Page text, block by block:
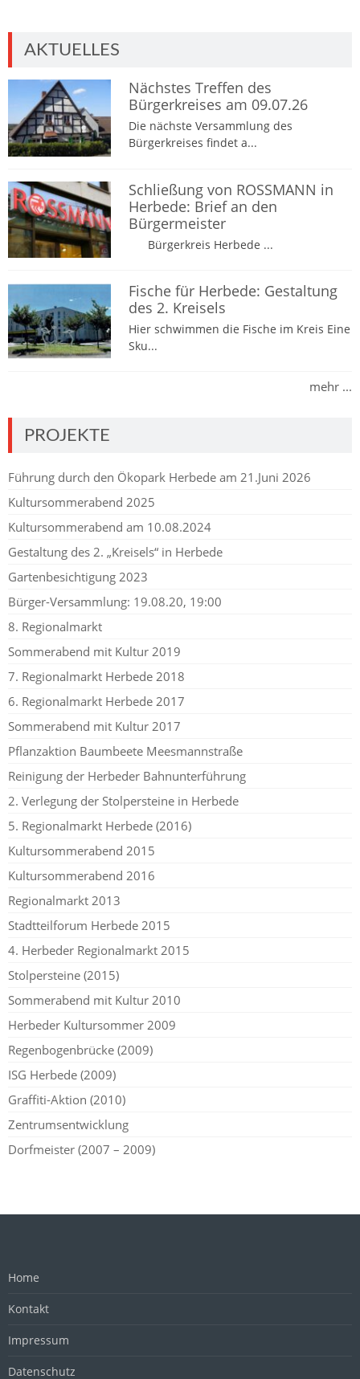
AKTUELLES
Nächstes Treffen des
Bürgerkreises am 09.07.26
Die nächste Versammlung des
Bürgerkreises findet a...
Schließung von ROSSMANN in
Herbede: Brief an den
Bürgermeister
Bürgerkreis Herbede ...
Fische für Herbede: Gestaltung
des 2. Kreisels
Hier schwimmen die Fische im Kreis Eine
Sku...
mehr ...
PROJEKTE
Führung durch den Ökopark Herbede am 21.Juni 2026
Kultursommerabend 2025
Kultursommerabend am 10.08.2024
Gestaltung des 2. „Kreisels“ in Herbede
Gartenbesichtigung 2023
Bürger-Versammlung: 19.08.20, 19:00
8. Regionalmarkt
Sommerabend mit Kultur 2019
7. Regionalmarkt Herbede 2018
6. Regionalmarkt Herbede 2017
Sommerabend mit Kultur 2017
Pflanzaktion Baumbeete Meesmannstraße
Reinigung der Herbeder Bahnunterführung
2. Verlegung der Stolpersteine in Herbede
5. Regionalmarkt Herbede (2016)
Kultursommerabend 2015
Kultursommerabend 2016
Regionalmarkt 2013
Stadtteilforum Herbede 2015
4. Herbeder Regionalmarkt 2015
Stolpersteine (2015)
Sommerabend mit Kultur 2010
Herbeder Kultursommer 2009
Regenbogenbrücke (2009)
ISG Herbede (2009)
Graffiti-Aktion (2010)
Zentrumsentwicklung
Dorfmeister (2007 – 2009)
Home
Kontakt
Impressum
Datenschutz